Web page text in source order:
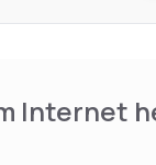
Internet